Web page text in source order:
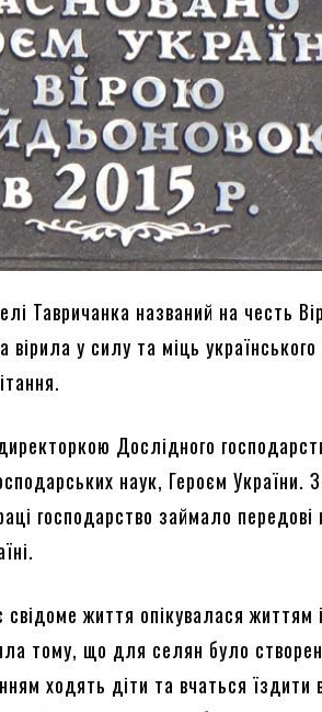
Тавричанка названий на честь
вірила у силу та міць
Дослідного
наук, Героєм України.
господарство займало
свідоме життя опікувалася життям
тому, що для селян було
ходять діти та вчаться їздити